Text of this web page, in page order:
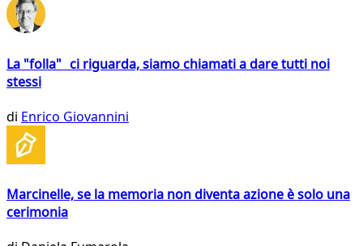
La "folla" ci riguarda, siamo chiamati a dare tutti noi
stessi
di Enrico Giovannini
Marcinelle, se la memoria non diventa azione è solo una
cerimonia